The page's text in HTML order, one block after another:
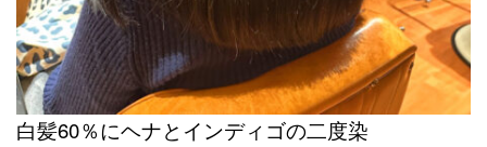
白髪60％にヘナとインディゴの二度染